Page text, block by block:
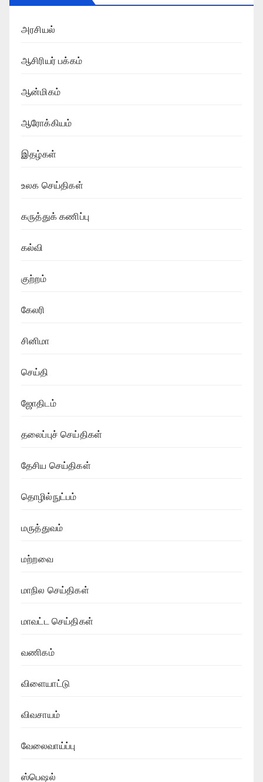
அரசியல்
ஆசிரியர் பக்கம்
ஆன்மிகம்
ஆரோக்கியம்
இதழ்கள்
உலக செய்திகள்
கருத்துக் கணிப்பு
கல்வி
குற்றம்
கேலரி
சினிமா
செய்தி
ஜோதிடம்
தலைப்புச் செய்திகள்
தேசிய செய்திகள்
தொழில்நுட்பம்
மருத்துவம்
மற்றவை
மாநில செய்திகள்
மாவட்ட செய்திகள்
வணிகம்
விளையாட்டு
விவசாயம்
வேலைவாய்ப்பு
ஸ்பெஷல்